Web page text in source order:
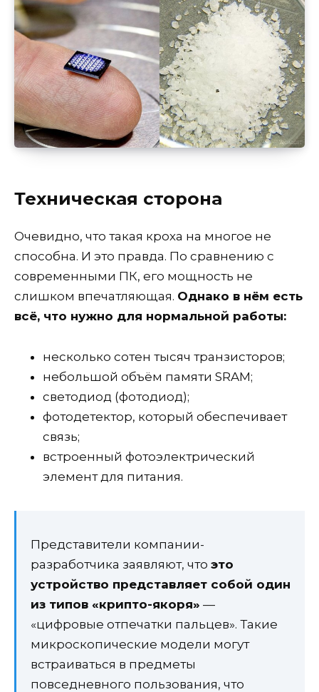
Техническая сторона
Очевидно, что такая кроха на многое не
способна. И это правда. По сравнению с
современными ПК, его мощность не
слишком впечатляющая. Однако в нём есть
всё, что нужно для нормальной работы:
несколько сотен тысяч транзисторов;
небольшой объём памяти SRAM;
светодиод (фотодиод);
фотодетектор, который обеспечивает
связь;
встроенный фотоэлектрический
элемент для питания.
Представители компании-
разработчика заявляют, что это
устройство представляет собой один
из типов «крипто-якоря» —
«цифровые отпечатки пальцев». Такие
микроскопические модели могут
встраиваться в предметы
повседневного пользования, что